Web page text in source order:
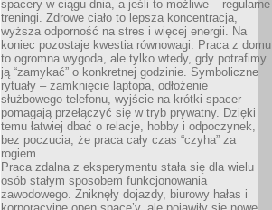
spacery w ciągu dnia, a jeśli to możliwe – regularne
treningi. Zdrowe ciało to lepsza koncentracja,
wyższa odporność na stres i więcej energii. Na
koniec pozostaje kwestia równowagi. Praca z domu
to ogromna wygoda, ale tylko wtedy, gdy potrafimy
ją “zamykać” o konkretnej godzinie. Symboliczne
rytuały – zamknięcie laptopa, odłożenie
służbowego telefonu, wyjście na krótki spacer –
pomagają przełączyć się w tryb prywatny. Dzięki
temu łatwiej dbać o relacje, hobby i odpoczynek,
bez poczucia, że praca cały czas “czyha” za
rogiem.
Praca zdalna z eksperymentu stała się dla wielu
osób stałym sposobem funkcjonowania
zawodowego. Zniknęły dojazdy, biurowy hałas i